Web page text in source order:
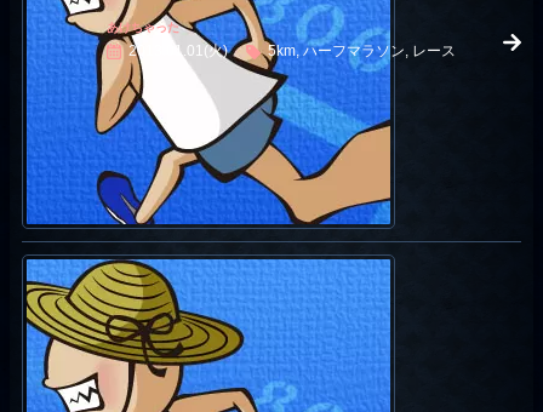
あけちゃった
2013.01.01(火) 5km, ハーフマラソン, レース